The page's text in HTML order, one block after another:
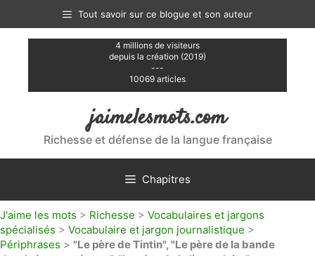
contenu
Tout savoir sur ce blogue et son auteur
4 millions de visiteurs
depuis la création (2019)
---
10069 articles
jaimelesmots.com
Richesse et défense de la langue française
Chapitres
J'aime les mots > Richesse > Vocabulaires et jargons
spécialisés > Vocabulaire et jargon journalistique >
Périphrases > "Le père de Tintin", "Le père de la bande